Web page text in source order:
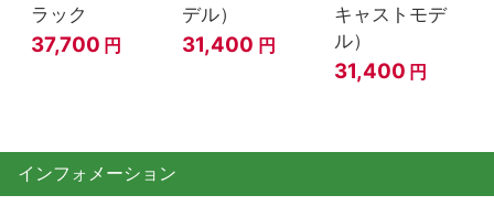
ラック
37,700 円
デル）
31,400 円
キャストモデ
ル）
31,400 円
インフォメーション